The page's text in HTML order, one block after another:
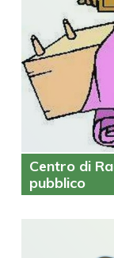
Centro di
pubblico